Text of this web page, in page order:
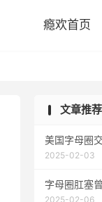
瘾欢首页
文章推荐
美国字母圈
2025-02-03
字母圈肛塞
2025-02-06